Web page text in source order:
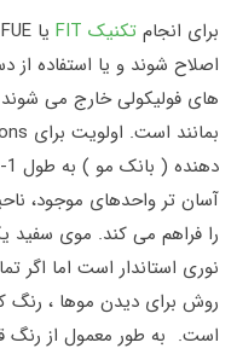
برای انجام تکنیک FIT
های فولیکولی خارج می شوند
آسان تر واحدهای موجود،
را فراهم می کند. موی
نوری استاندار است اما اگر
روش برای دیدن موها ، رنگ
است. به طور معمول از رنگ